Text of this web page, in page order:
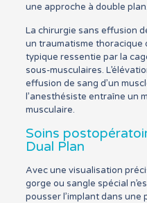
une approche à double plan.
La chirurgie sans effusion
un traumatisme thoracique
typique ressentie par la
sous-musculaires.
effusion de sang d’un
l’anesthésiste entraîne un
musculaire.
Soins
Dual Plan
Avec une visualisation
gorge ou sangle spécial
pousser l’implant dans une